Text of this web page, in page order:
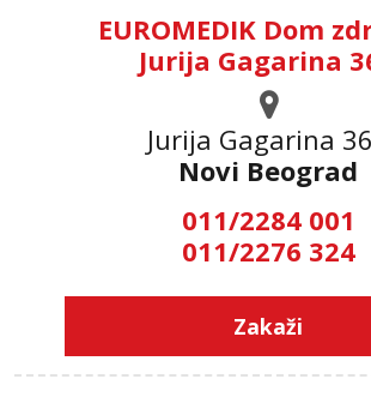
EUROMEDIK Dom
Jurija Gagarina
Jurija Gagarina
Novi Beograd
011/2284 001
011/2276 324
Zakaži